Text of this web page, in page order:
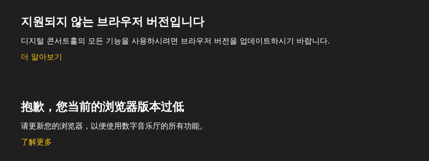
지원되지 않는 브라우저 버전입니다
디지털 콘서트홀의 모든 기능을 사용하시려면 브라우저 버전을 업데이트하시기 바랍니다.
더 알아보기
抱歉，您当前的浏览器版本过低
请更新您的浏览器，以便使用数字音乐厅的所有功能。
了解更多